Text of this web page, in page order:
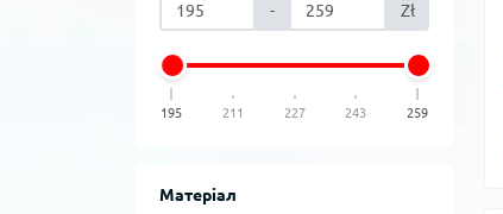
- Zł
195 211 227 243 259
Матеріал